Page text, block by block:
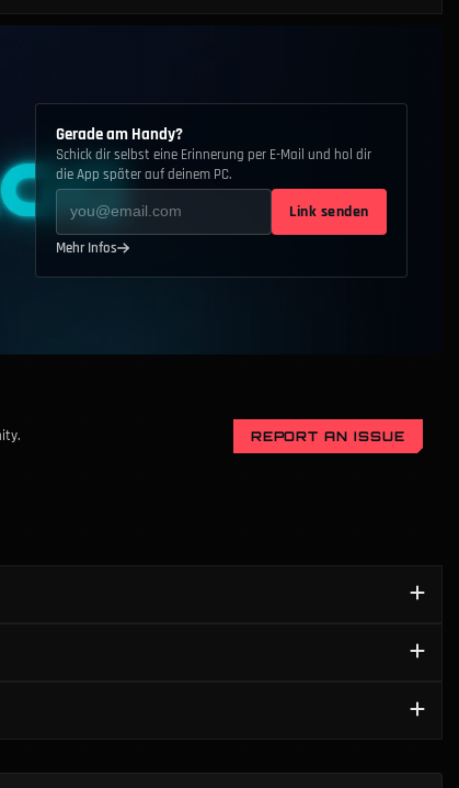
Gerade am Handy?
Schick dir selbst eine Erinnerung per E-Mail und hol dir
die App später auf deinem PC.
Link senden
Mehr Infos
REPORT AN ISSUE